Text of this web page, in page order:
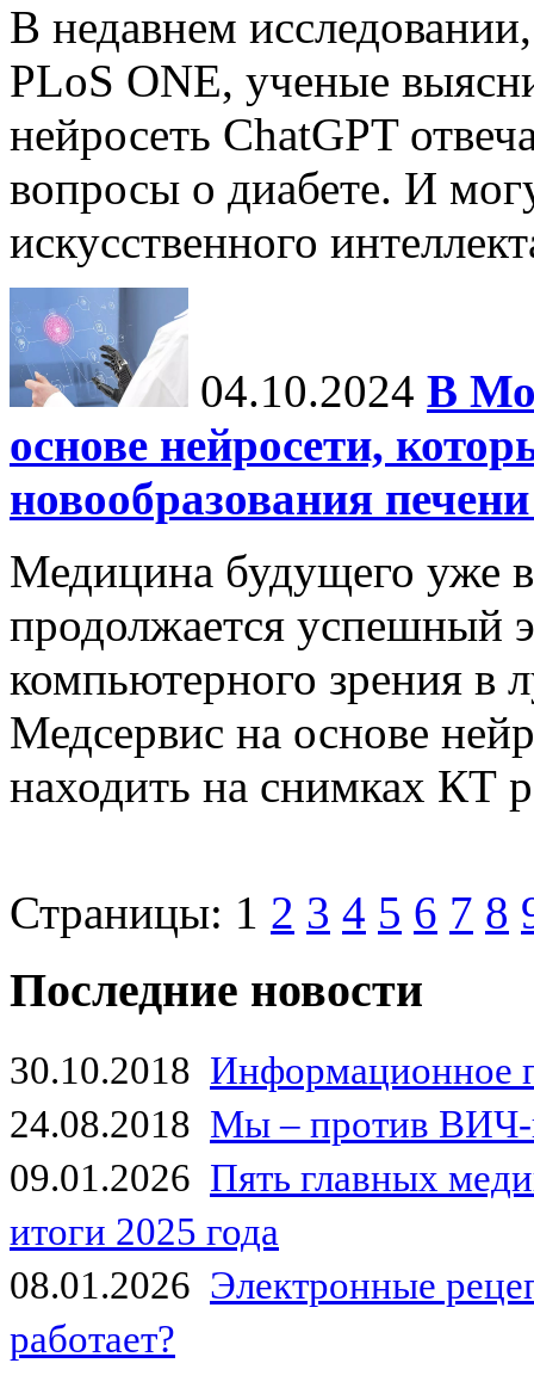
В недавнем
PLoS ONE, ученые
нейросеть ChatGPT
вопросы о диабете. И
искусственного
04.10.2024 В
основе нейросети,
новообразования
Медицина будущего уже
продолжается успешный
компьютерного зрения в
Медсервис на основе
находить на снимках КТ
Страницы: 1 2 3 4 5 6 7 8
Последние новости
30.10.2018 Информационное
24.08.2018 Мы – против
09.01.2026 Пять главных
итоги 2025 года
08.01.2026 Электронные
работает?